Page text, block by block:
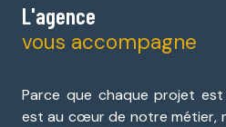
L'agence
vous accompagne
Parce que chaque projet est
est au cœur de notre métier,